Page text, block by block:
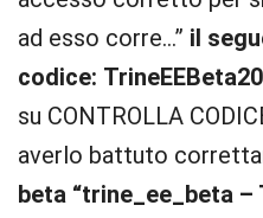
ad esso corre…” il
codice:
su CONTROLLA
averlo battuto
beta “trine_ee_beta –